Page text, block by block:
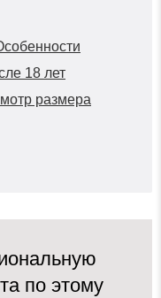
18 лет
размера
по этому